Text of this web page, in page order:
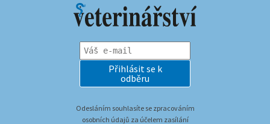
Přihlásit se k
odběru
Odesláním souhlasíte se zpracováním
osobních údajů za účelem zasílání